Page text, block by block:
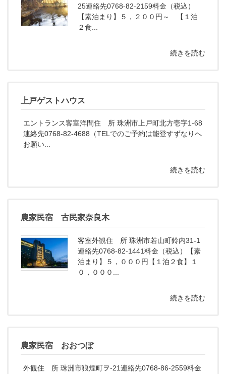
25連絡先0768-82-2159料金（税込）
【素泊まり】５，２００円～ 【１泊
２食...
続きを読む
上戸ゲストハウス
エントランス客室洋間住 所 珠洲市上戸町北方壱字1-68
連絡先0768-82-4688（TELでのご予約は能登すずなりへ
お願い...
続きを読む
農家民宿 古民家奈良木
客室外観住 所 珠洲市若山町鈴内31-1
連絡先0768-82-1441料金（税込）【素
泊まり】５，０００円【１泊２食】１
０，０００...
続きを読む
農家民宿 おおつぼ
外観住 所 珠洲市狼煙町ヲ-21連絡先0768-86-2559料金